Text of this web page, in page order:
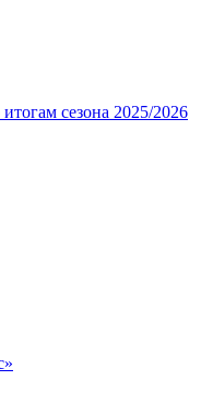
сезона 2025/2026